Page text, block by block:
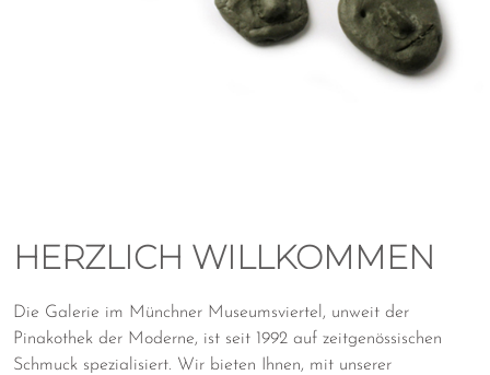
HERZLICH WILLKOMMEN
Die Galerie im Münchner Museumsviertel, unweit der
Pinakothek der Moderne, ist seit 1992 auf zeitgenössischen
Schmuck spezialisiert. Wir bieten Ihnen, mit unserer